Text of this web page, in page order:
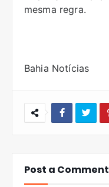
mesma regra.
Bahia Notícias
Post a Comment